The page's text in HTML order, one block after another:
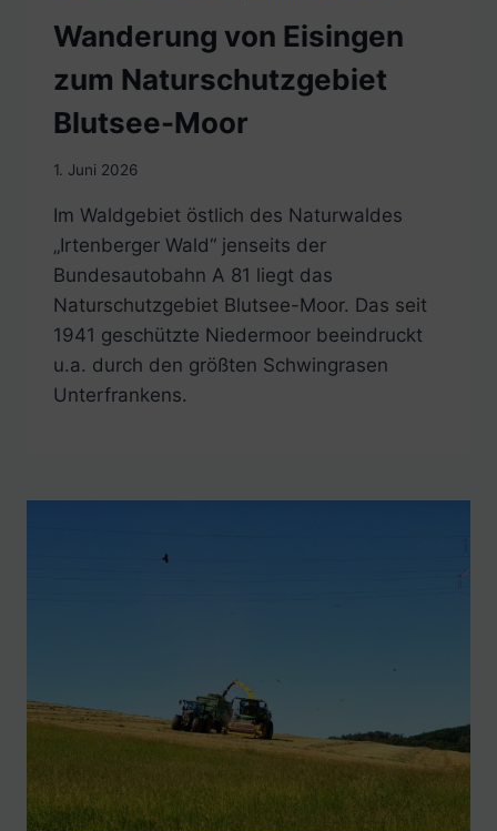
Wanderung von Eisingen
zum Naturschutzgebiet
Blutsee-Moor
1. Juni 2026
Im Waldgebiet östlich des Naturwaldes
„Irtenberger Wald“ jenseits der
Bundesautobahn A 81 liegt das
Naturschutzgebiet Blutsee-Moor. Das seit
1941 geschützte Niedermoor beeindruckt
u.a. durch den größten Schwingrasen
Unterfrankens.